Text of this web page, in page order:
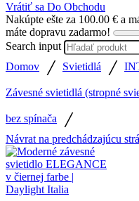
Vrátiť sa Do Obchodu
Nakúpte ešte za 100.00 € a
máte dopravu zadarmo!
Search input
Domov / Svietidlá /
Závesné svietidlá (stropné
bez spínača /
Návrat na predchádzajúcu